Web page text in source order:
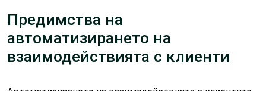
Предимства на
автоматизирането на
взаимодействията с клиенти